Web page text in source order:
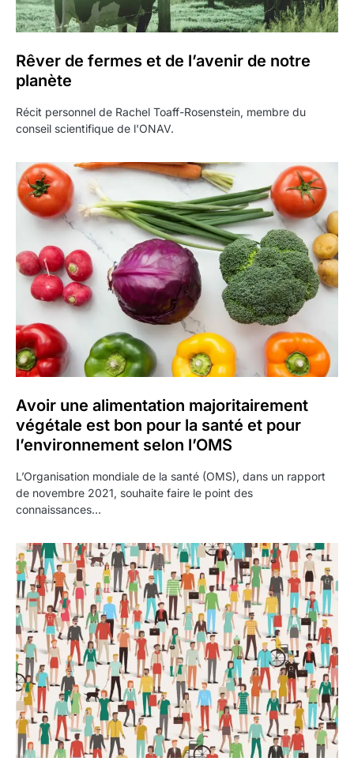
Rêver de fermes et de l’avenir de notre
planète
Récit personnel de Rachel Toaff-Rosenstein, membre du
conseil scientifique de l'ONAV.
Avoir une alimentation majoritairement
végétale est bon pour la santé et pour
l’environnement selon l’OMS
L’Organisation mondiale de la santé (OMS), dans un rapport
de novembre 2021, souhaite faire le point des
connaissances…